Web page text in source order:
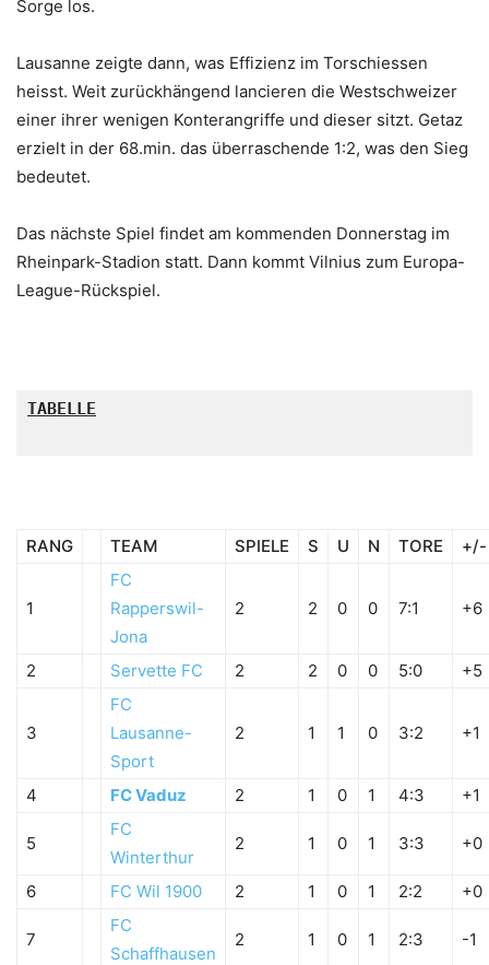
Sorge los.
Lausanne zeigte dann, was Effizienz im Torschiessen
heisst. Weit zurückhängend lancieren die Westschweizer
einer ihrer wenigen Konterangriffe und dieser sitzt. Getaz
erzielt in der 68.min. das überraschende 1:2, was den Sieg
bedeutet.
Das nächste Spiel findet am kommenden Donnerstag im
Rheinpark-Stadion statt. Dann kommt Vilnius zum Europa-
League-Rückspiel.
TABELLE
RANG TEAM SPIELE S U N TORE +/-
1
FC
Rapperswil-
Jona
2 2 0 0 7:1 +6
2 Servette FC 2 2 0 0 5:0 +5
3
FC
Lausanne-
Sport
2 1 1 0 3:2 +1
4 FC Vaduz 2 1 0 1 4:3 +1
5
FC
Winterthur
2 1 0 1 3:3 +0
6 FC Wil 1900 2 1 0 1 2:2 +0
7
FC
Schaffhausen
2 1 0 1 2:3 -1